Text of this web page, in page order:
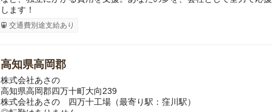
します！
交通費別途支給あり
高知県高岡郡
株式会社あさの
高知県高岡郡四万十町大向239
株式会社あさの 四万十工場（最寄り駅：窪川駅）